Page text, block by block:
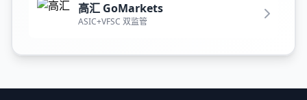
高汇 GoMarkets
ASIC+VFSC 双监管